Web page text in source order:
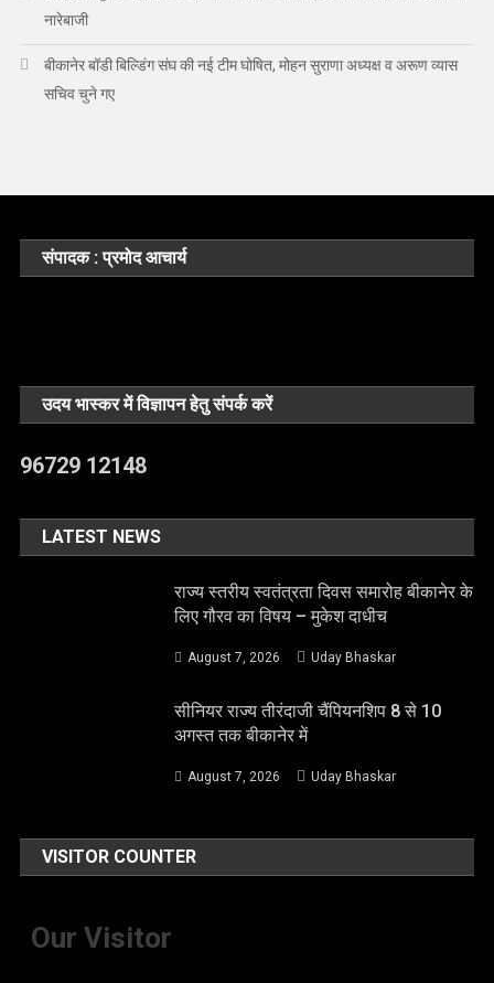
नारेबाजी
बीकानेर बॉडी बिल्डिंग संघ की नई टीम घोषित, मोहन सुराणा अध्यक्ष व अरूण व्यास
सचिव चुने गए
संपादक : प्रमोद आचार्य
उदय भास्कर में विज्ञापन हेतु संपर्क करें
96729 12148
LATEST NEWS
राज्य स्तरीय स्वतंत्रता दिवस समारोह बीकानेर के
लिए गौरव का विषय – मुकेश दाधीच
August 7, 2026 Uday Bhaskar
सीनियर राज्य तीरंदाजी चैंपियनशिप 8 से 10
अगस्त तक बीकानेर में
August 7, 2026 Uday Bhaskar
VISITOR COUNTER
Our Visitor